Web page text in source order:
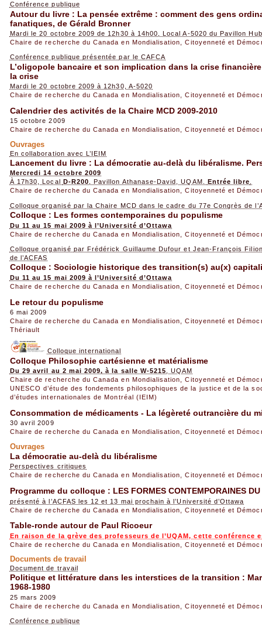
Conférence publique
Autour du livre : La pensée extrême : comment des gens
fanatiques, de Gérald Bronner
Mardi le 20 octobre 2009 de 12h30 à 14h00, Local A-5020 du Pavillon
Chaire de recherche du Canada en Mondialisation, Citoyenneté et
Conférence publique présentée par le CAFCA
L’oligopole bancaire et son implication dans la crise
la crise
Mardi le 20 octobre 2009 à 12h30, A-5020
Chaire de recherche du Canada en Mondialisation, Citoyenneté et
Calendrier des activités de la Chaire MCD 2009-2010
15 octobre 2009
Chaire de recherche du Canada en Mondialisation, Citoyenneté et
Ouvrages
En collaboration avec L’IEIM
Lancement du livre : La démocratie au-delà du libéralisme.
Mercredi 14 octobre 2009
À 17h30, Local
D-R200, Pavillon Athanase-David, UQAM. Entrée libre.
Chaire de recherche du Canada en Mondialisation, Citoyenneté et
Colloque organisé par la Chaire MCD dans le cadre du 77e Congrès de
Colloque : Les formes contemporaines du populisme
Du 11 au 15 mai 2009 à l’Université d’Ottawa
Chaire de recherche du Canada en Mondialisation, Citoyenneté et
Colloque organisé par Frédérick Guillaume Dufour et Jean-François
de l’ACFAS
Colloque : Sociologie historique des transition(s) au(x)
Du 11 au 15 mai 2009 à l’Université d’Ottawa
Chaire de recherche du Canada en Mondialisation, Citoyenneté et
Le retour du populisme
6 mai 2009
Chaire de recherche du Canada en Mondialisation, Citoyenneté et
Thériault
Colloque international
Colloque Philosophie cartésienne et matérialisme
Du 29 avril au 2 mai 2009, à la salle W-5215
, UQAM
Chaire de recherche du Canada en Mondialisation, Citoyenneté et
UNESCO d’étude des fondements philosophiques de la justice et de la
d’études internationales de Montréal (IEIM)
Consommation de médicaments - La légèreté outrancière du
30 avril 2009
Chaire de recherche du Canada en Mondialisation, Citoyenneté et
Ouvrages
La démocratie au-delà du libéralisme
Perspectives critiques
Chaire de recherche du Canada en Mondialisation, Citoyenneté et
Programme du colloque : LES FORMES CONTEMPORAINES DU
présenté à l’ACFAS les 12 et 13 mai prochain à l’Université d’Ottawa
Chaire de recherche du Canada en Mondialisation, Citoyenneté et
Table-ronde autour de Paul Ricoeur
En raison de la grève des professeurs de l’UQAM, cette conférence
Chaire de recherche du Canada en Mondialisation, Citoyenneté et
Documents de travail
Document de travail
Politique et littérature dans les interstices de la transition :
1968-1980
25 mars 2009
Chaire de recherche du Canada en Mondialisation, Citoyenneté et
Conférence publique